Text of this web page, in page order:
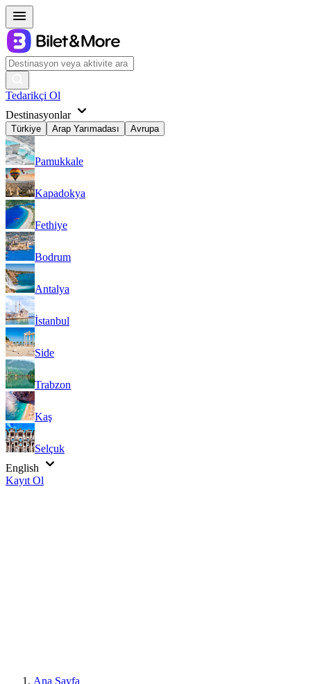
Tedarikçi Ol
Destinasyonlar
Türkiye Arap Yarımadası Avrupa
Pamukkale
Kapadokya
Fethiye
Bodrum
Antalya
İstanbul
Side
Trabzon
Kaş
Selçuk
English
Kayıt Ol
Ana Sayfa